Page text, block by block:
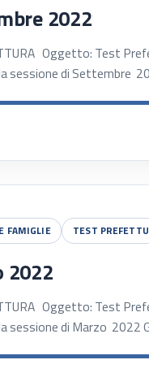
2022
Oggetto: Test
sessione di Settembre
FAMIGLIE TEST
2022
Oggetto: Test
sessione di Marzo 2022